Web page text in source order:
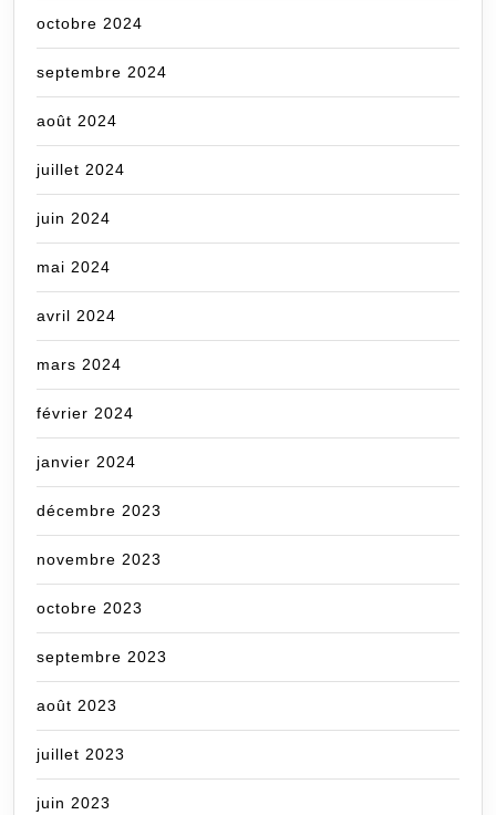
octobre 2024
septembre 2024
août 2024
juillet 2024
juin 2024
mai 2024
avril 2024
mars 2024
février 2024
janvier 2024
décembre 2023
novembre 2023
octobre 2023
septembre 2023
août 2023
juillet 2023
juin 2023